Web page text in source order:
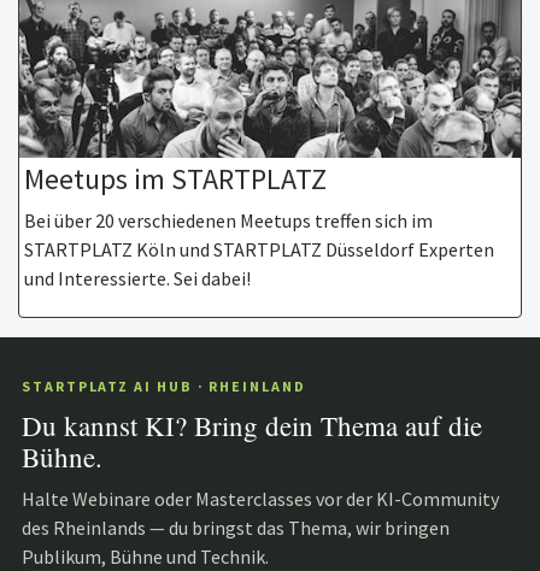
Meetups im STARTPLATZ
Bei über 20 verschiedenen Meetups treffen sich im
STARTPLATZ Köln und STARTPLATZ Düsseldorf Experten
und Interessierte. Sei dabei!
STARTPLATZ AI HUB · RHEINLAND
Du kannst KI? Bring dein Thema auf die
Bühne.
Halte Webinare oder Masterclasses vor der KI-Community
des Rheinlands — du bringst das Thema, wir bringen
Publikum, Bühne und Technik.